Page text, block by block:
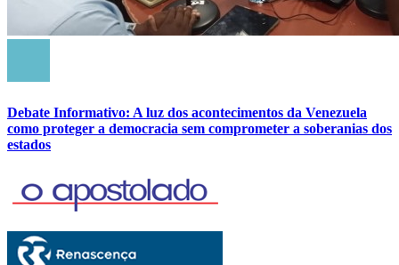
Debate Informativo: A luz dos acontecimentos da Venezuela
como proteger a democracia sem comprometer a soberanias dos
estados